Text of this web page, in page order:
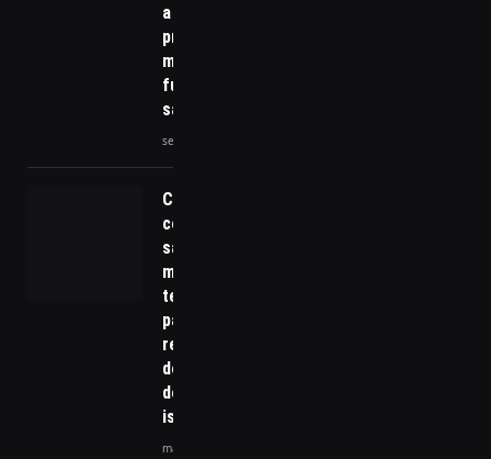
a medicina
preventiva e
mudando o
futuro da
saúde!
setembro 12, 2025
Cuidados
com a
saúde
mental em
tempo de
pandemia:
reflexos
do período
de
isolamento
março 12,